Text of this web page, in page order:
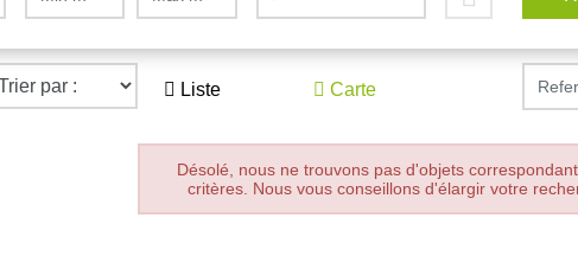
Liste Carte
Désolé, nous ne trouvons pas d'objets
critères. Nous vous conseillons d'élargir votre